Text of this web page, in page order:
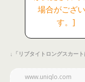
↓「リブタイトロングスカー
www.uniqlo.com